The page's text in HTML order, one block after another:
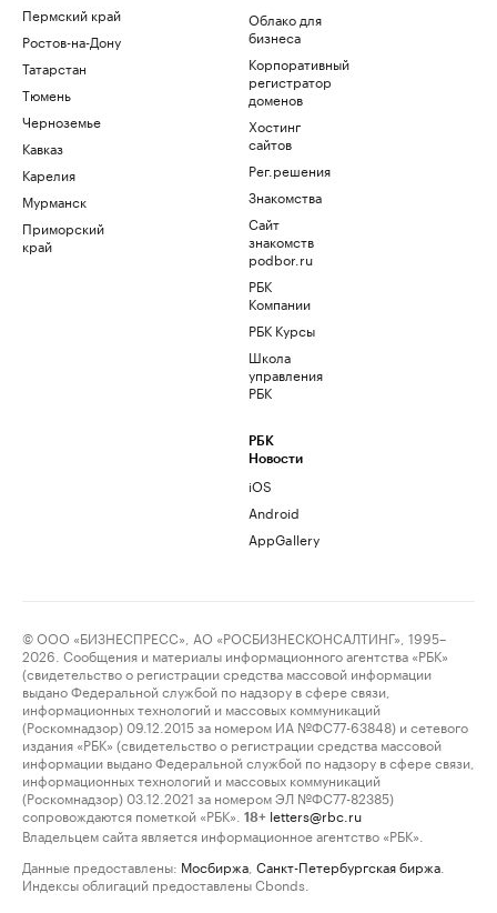
Пермский край
Ростов-на-Дону
Татарстан
Тюмень
Черноземье
Кавказ
Карелия
Мурманск
Приморский
край
Облако для
бизнеса
Корпоративный
регистратор
доменов
Хостинг
сайтов
Рег.решения
Знакомства
Сайт
знакомств
podbor.ru
РБК
Компании
РБК Курсы
Школа
управления
РБК
РБК
Новости
iOS
Android
AppGallery
© ООО «БИЗНЕСПРЕСС», АО «РОСБИЗНЕСКОНСАЛТИНГ», 1995–
2026. Сообщения и материалы информационного агентства «РБК»
(свидетельство о регистрации средства массовой информации
выдано Федеральной службой по надзору в сфере связи,
информационных технологий и массовых коммуникаций
(Роскомнадзор) 09.12.2015 за номером ИА №ФС77-63848) и сетевого
издания «РБК» (свидетельство о регистрации средства массовой
информации выдано Федеральной службой по надзору в сфере связи,
информационных технологий и массовых коммуникаций
(Роскомнадзор) 03.12.2021 за номером ЭЛ №ФС77-82385)
сопровождаются пометкой «РБК».
18+ letters@rbc.ru
Владельцем сайта является информационное агентство «РБК».
Данные предоставлены: Мосбиржа Санкт-Петербургская биржа
Индексы облигаций предоставлены Cbonds.